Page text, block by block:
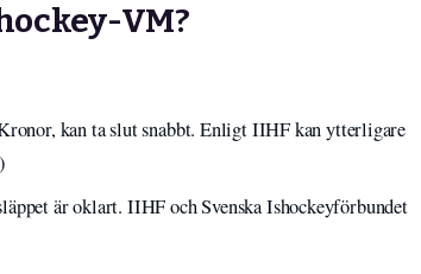
VM?
kan ta slut snabbt. Enligt IIHF kan ytterligare
är oklart. IIHF och Svenska Ishockeyförbundet